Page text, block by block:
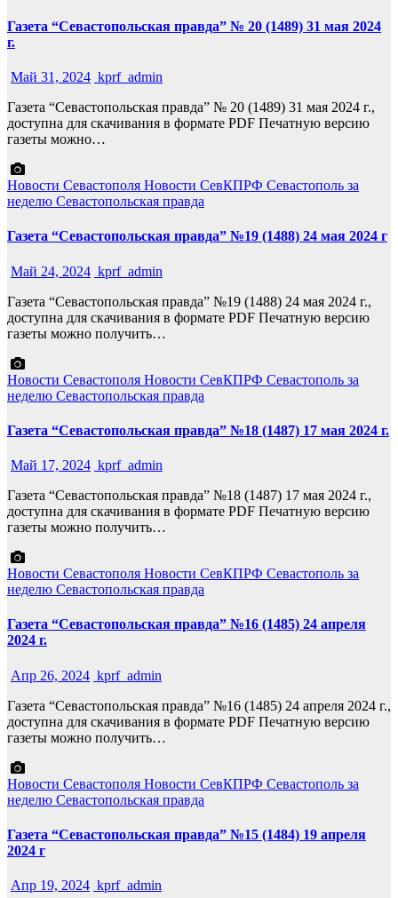
Газета “Севастопольская правда” № 20 (1489) 31 мая 2024
г.
Май 31, 2024 kprf_admin
Газета “Севастопольская правда” № 20 (1489) 31 мая 2024 г.,
доступна для скачивания в формате PDF Печатную версию
газеты можно…
Новости Севастополя Новости СевКПРФ Севастополь за
неделю Севастопольская правда
Газета “Севастопольская правда” №19 (1488) 24 мая 2024 г
Май 24, 2024 kprf_admin
Газета “Севастопольская правда” №19 (1488) 24 мая 2024 г.,
доступна для скачивания в формате PDF Печатную версию
газеты можно получить…
Новости Севастополя Новости СевКПРФ Севастополь за
неделю Севастопольская правда
Газета “Севастопольская правда” №18 (1487) 17 мая 2024 г.
Май 17, 2024 kprf_admin
Газета “Севастопольская правда” №18 (1487) 17 мая 2024 г.,
доступна для скачивания в формате PDF Печатную версию
газеты можно получить…
Новости Севастополя Новости СевКПРФ Севастополь за
неделю Севастопольская правда
Газета “Севастопольская правда” №16 (1485) 24 апреля
2024 г.
Апр 26, 2024 kprf_admin
Газета “Севастопольская правда” №16 (1485) 24 апреля 2024 г.,
доступна для скачивания в формате PDF Печатную версию
газеты можно получить…
Новости Севастополя Новости СевКПРФ Севастополь за
неделю Севастопольская правда
Газета “Севастопольская правда” №15 (1484) 19 апреля
2024 г
Апр 19, 2024 kprf_admin